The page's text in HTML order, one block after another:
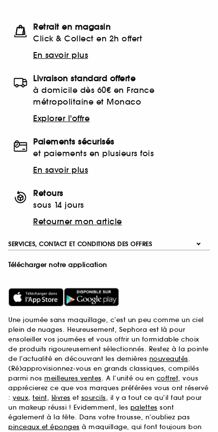
Retrait en magasin
Click & Collect en 2h offert
En savoir plus
Livraison standard offerte
à domicile dès 60€ en France
métropolitaine et Monaco
Explorer l'offre
Paiements sécurisés
et paiements en plusieurs fois
En savoir plus
Retours
sous 14 jours
Retourner mon article
SERVICES, CONTACT ET CONDITIONS DES OFFRES
Télécharger notre application
Une journée sans maquillage, c’est un peu comme un ciel
plein de nuages. Heureusement, Sephora est là pour
ensoleiller vos journées et vous offrir un formidable choix
de produits rigoureusement sélectionnés. Restez à la pointe
de l’actualité en découvrant les dernières nouveautés.
(Ré)approvisionnez-vous en grands classiques, compilés
parmi nos meilleures ventes. A l’unité ou en coffret, vous
apprécierez ce que vos marques préférées vous ont réservé
: yeux, teint, lèvres et sourcils, il y a tout ce qu’il faut pour
un makeup réussi ! Evidemment, les palettes sont
également à la fête. Dans votre trousse, n’oubliez pas
pinceaux et éponges à maquillage, qui font toujours bon